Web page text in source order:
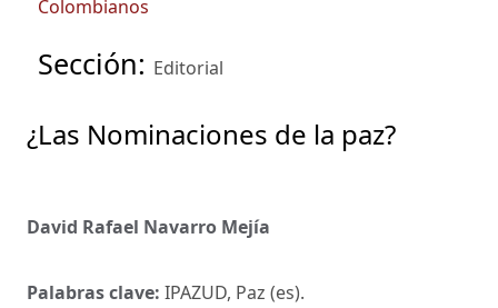
Colombianos
Sección: Editorial
¿Las Nominaciones de la paz?
David Rafael Navarro Mejía
Palabras clave: IPAZUD, Paz (es).